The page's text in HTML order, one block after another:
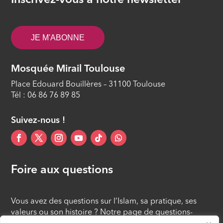
Islam, savoir et cultures #32 - Les
bienséances de l’Aïd al Adha
meilleurs jours de l’année
JE M'ABONNE
Mosquée Mirail Toulouse
Place Edouard Bouillères – 31100 Toulouse
Tél : 06 86 76 89 85
Suivez-nous !
Foire aux questions
Vous avez des questions sur l’Islam, sa pratique, ses
valeurs ou son histoire ? Notre page de questions-